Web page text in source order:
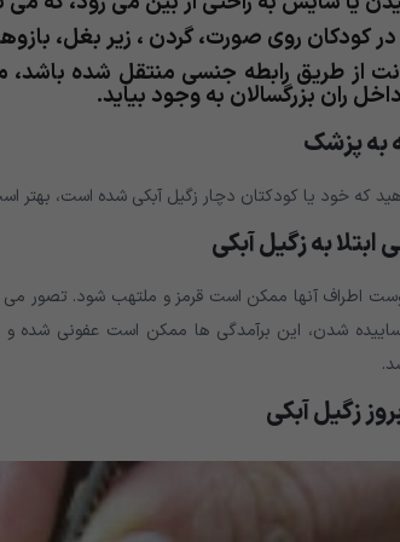
کودکان روی صورت، گردن ، زیر بغل،
از طریق رابطه جنسی منتقل شده
ران بزرگسالان به وجود بیاید.
به پزشک
که خود یا کودکتان دچار زگیل آبکی شده است،
به زگیل آبکی
اطراف آنها ممکن است قرمز و ملتهب شود. تصور می
شدن، این برآمدگی ها ممکن است عفونی شده
زگیل آبکی